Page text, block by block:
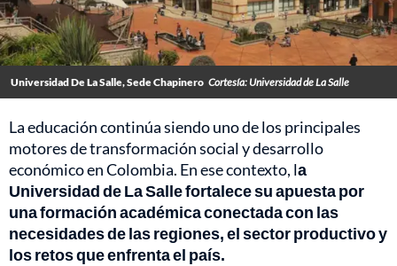
Universidad De La Salle, Sede Chapinero Cortesía: Universidad de La Salle
La educación continúa siendo uno de los principales
motores de transformación social y desarrollo
económico en Colombia. En ese contexto, la
Universidad de La Salle fortalece su apuesta por
una formación académica conectada con las
necesidades de las regiones,el sector productivo y
los retos que enfrenta el país.